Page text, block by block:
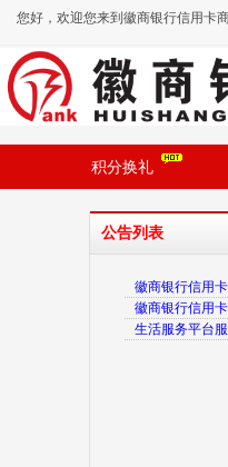
您好，欢迎您来到徽商银行信用卡商
积分换礼
公告列表
徽商银行信用
徽商银行信用
生活服务平台